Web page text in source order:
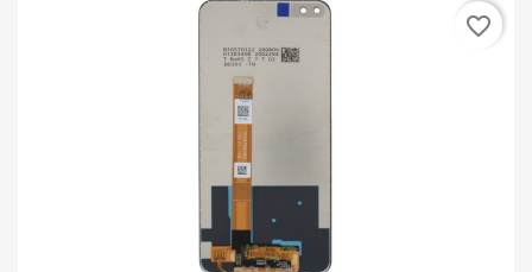
favorite_border